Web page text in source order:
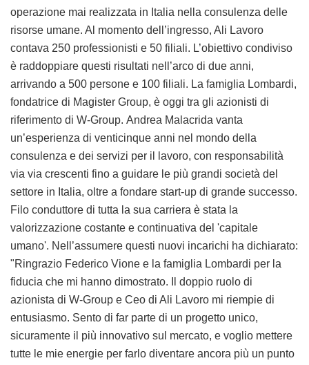
operazione mai realizzata in Italia nella consulenza delle
risorse umane. Al momento dell’ingresso, Ali Lavoro
contava 250 professionisti e 50 filiali. L’obiettivo condiviso
è raddoppiare questi risultati nell’arco di due anni,
arrivando a 500 persone e 100 filiali. La famiglia Lombardi,
fondatrice di Magister Group, è oggi tra gli azionisti di
riferimento di W-Group. Andrea Malacrida vanta
un’esperienza di venticinque anni nel mondo della
consulenza e dei servizi per il lavoro, con responsabilità
via via crescenti fino a guidare le più grandi società del
settore in Italia, oltre a fondare start-up di grande successo.
Filo conduttore di tutta la sua carriera è stata la
valorizzazione costante e continuativa del 'capitale
umano'. Nell’assumere questi nuovi incarichi ha dichiarato:
"Ringrazio Federico Vione e la famiglia Lombardi per la
fiducia che mi hanno dimostrato. Il doppio ruolo di
azionista di W-Group e Ceo di Ali Lavoro mi riempie di
entusiasmo. Sento di far parte di un progetto unico,
sicuramente il più innovativo sul mercato, e voglio mettere
tutte le mie energie per farlo diventare ancora più un punto